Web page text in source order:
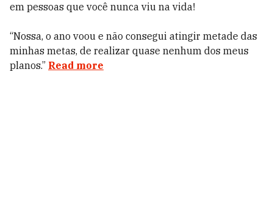
em pessoas que você nunca viu na vida!
“Nossa, o ano voou e não consegui atingir metade das
minhas metas, de realizar quase nenhum dos meus
planos.” Read more